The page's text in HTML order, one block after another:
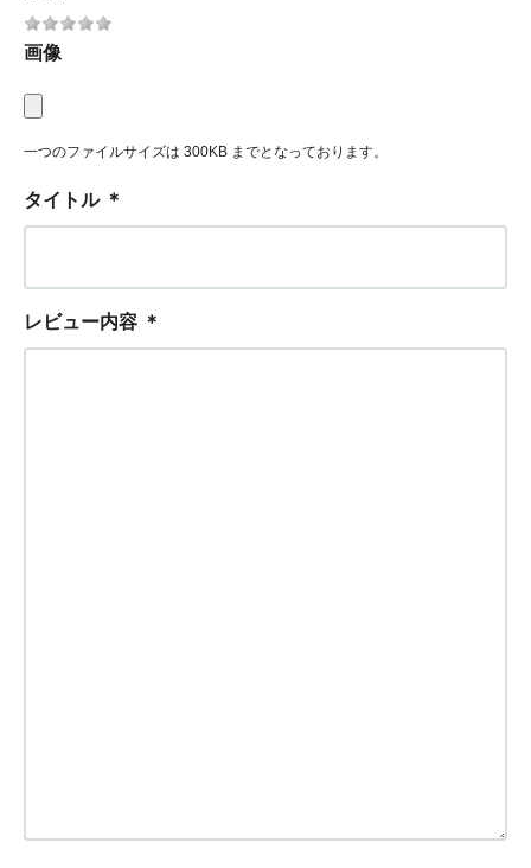
画像
一つのファイルサイズは 300KB までとなっております。
タイトル ＊
レビュー内容 ＊